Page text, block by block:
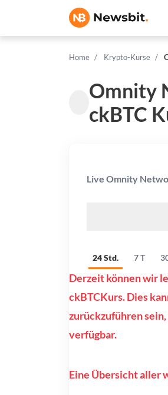
Home Krypto-Kurse
Omnity
ckBTC
Live Omnity
24 Std. 7 T
Derzeit können wir
ckBTCKurs. Dies
zurückzuführen
verfügbar.
Eine Übersicht aller